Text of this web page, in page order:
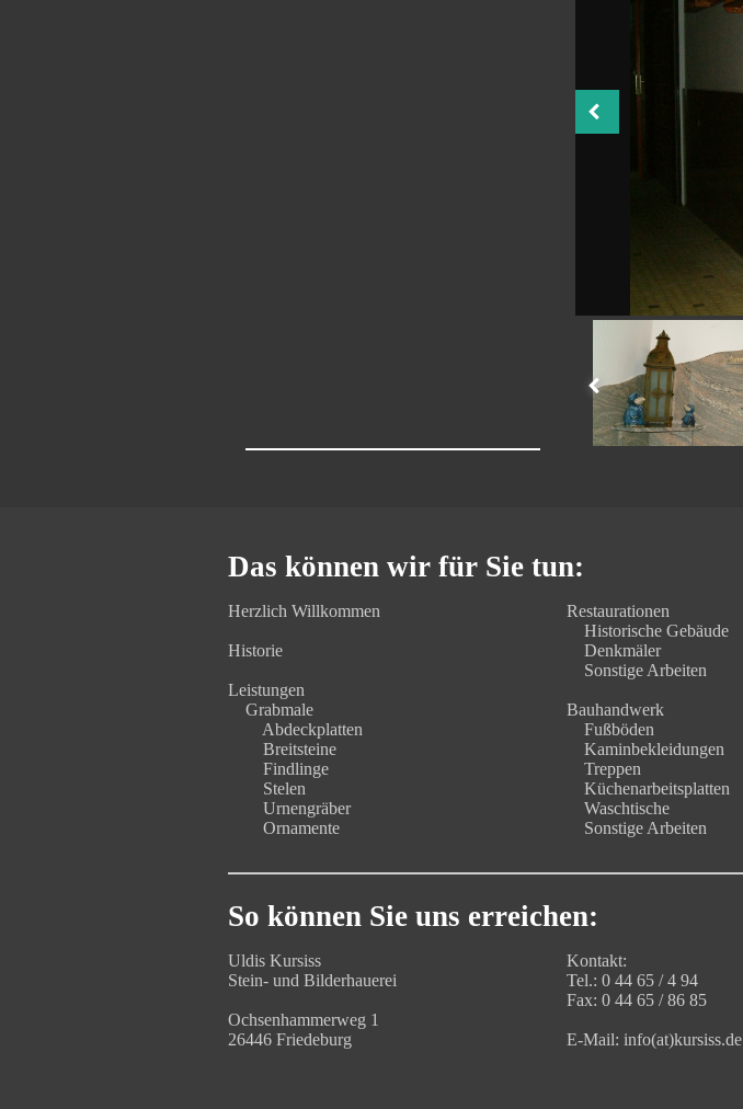
Das können wir für Sie tun:
Herzlich Willkommen
Historie
Leistungen
Grabmale
Abdeckplatten
Breitsteine
Findlinge
Stelen
Urnengräber
Ornamente
Restaurationen
Historische Gebäude
Denkmäler
Sonstige Arbeiten
Bauhandwerk
Fußböden
Kaminbekleidungen
Treppen
Küchenarbeitsplatten
Waschtische
Sonstige Arbeiten
So können Sie uns erreichen:
Uldis Kursiss
Stein- und Bilderhauerei
Ochsenhammerweg 1
26446 Friedeburg
Kontakt:
Tel.: 0 44 65 / 4 94
Fax: 0 44 65 / 86 85
E-Mail:info(at)kursiss.de